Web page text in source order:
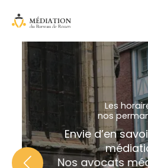
Les
nos
Envie d’en
Nos avocats